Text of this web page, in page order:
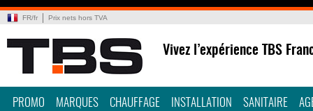
FR/fr Prix nets hors TVA
Vivez l’expérience TBS
PROMO MARQUES CHAUFFAGE INSTALLATION SANITAIRE